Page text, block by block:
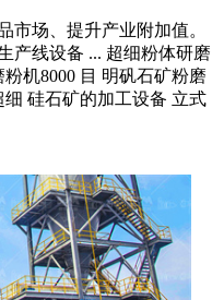
市场、提升产业附加值。
产线设备 ... 超细粉体研磨
机8000 目 明矾石矿粉磨
硅石矿的加工设备 立式